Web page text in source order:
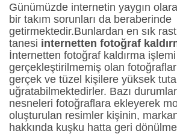
Günümüzde internetin yaygın
bir takım sorunları da beraberinde
getirmektedir.Bunlardan en sık
tanesi internetten fotoğraf
İnternetten fotoğraf kaldırma işlemi
gerçekleştirilmemiş olan
gerçek ve tüzel kişilere yüksek
uğratabilmektedirler. Bazı
nesneleri fotoğraflara ekleyerek
oluşturulan resimler kişinin,
hakkında kuşku hatta geri